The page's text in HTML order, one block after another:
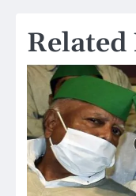
Related